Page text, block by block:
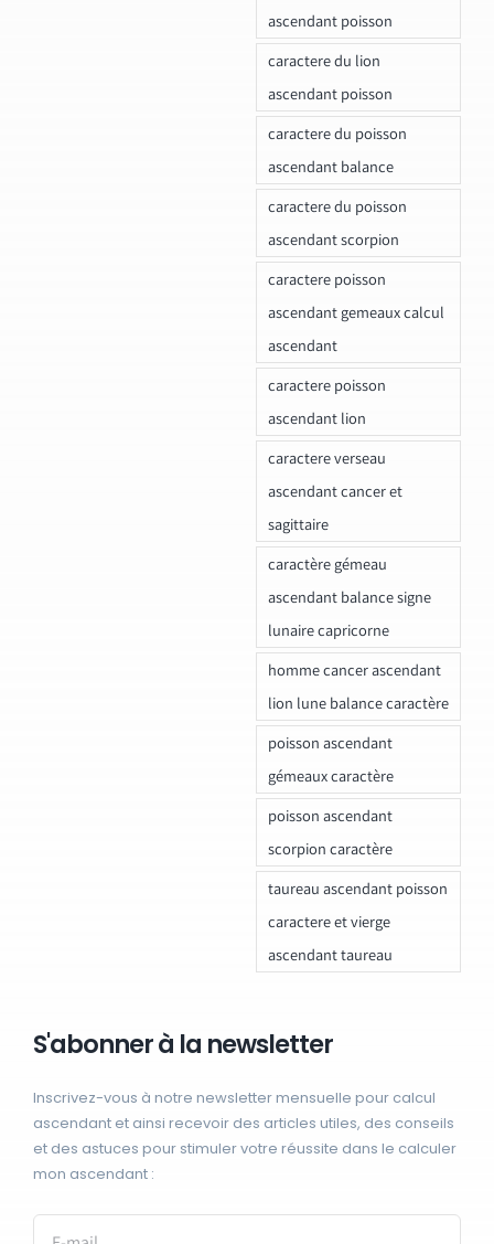
ascendant poisson
caractere du lion
ascendant poisson
caractere du poisson
ascendant balance
caractere du poisson
ascendant scorpion
caractere poisson
ascendant gemeaux calcul
ascendant
caractere poisson
ascendant lion
caractere verseau
ascendant cancer et
sagittaire
caractère gémeau
ascendant balance signe
lunaire capricorne
homme cancer ascendant
lion lune balance caractère
poisson ascendant
gémeaux caractère
poisson ascendant
scorpion caractère
taureau ascendant poisson
caractere et vierge
ascendant taureau
S'abonner à la newsletter
Inscrivez-vous à notre newsletter mensuelle pour calcul
ascendant et ainsi recevoir des articles utiles, des conseils
et des astuces pour stimuler votre réussite dans le calculer
mon ascendant :